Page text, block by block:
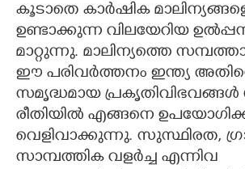
കൂടാതെ കാർഷിക
ഉണ്ടാക്കുന്ന വിലയേറിയ
മാറ്റുന്നു. മാലിന്യത്തെ
ഈ പരിവർത്തനം ഇന്ത്യ
സമൃദ്ധമായ
രീതിയിൽ എങ്ങനെ
വെളിവാക്കുന്നു. സുസ്ഥിരത,
സാമ്പത്തിക വളർച്ച എന്നിവ